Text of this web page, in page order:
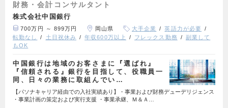
財務・会計コンサルタント
株式会社中国銀行
700万円 ～ 899万円 岡山県 大手企業
英語力が必要
転勤なし
土日祝休み 年収600万以上 フレックス勤務
副業して
もOK
中国銀行は地域のお客さまに『選ばれ』
『信頼される』銀行を目指して、役職員一
同、日々の業務に取組んでい…
【パソナキャリア経由での入社実績あり】・事業および財務デューデリジェンス
・事業計画の策定および実行支援 ・事業承継、Ｍ＆Ａ…